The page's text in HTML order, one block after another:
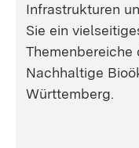
Infrastrukturen
Sie ein
Themenbereiche
Nachhaltige
Württemberg.